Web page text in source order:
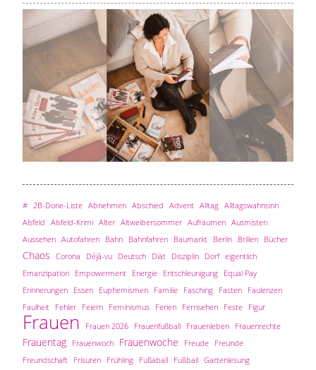
# 2B-Done-Liste Abnehmen Abschied Advent Alltag Alltagswahnsinn
Alsfeld Alsfeld-Krimi Alter Altweibersommer Aufräumen Ausmisten
Aussehen Autofahren Bahn Bahnfahren Baumarkt Berlin Brillen Bücher
Chaos Corona Déjà-vu Deutsch Diät Disziplin Dorf eigentlich
Emanzipation Empowerment Energie Entschleunigung Equal Pay
Erinnerungen Essen Euphemismen Familie Fasching Fasten Faulenzen
Faulheit Fehler Feiern Feminismus Ferien Fernsehen Feste Figur
Frauen Frauen 2026 Frauenfußball Frauenleben Frauenrechte
Frauentag Frauenwoch Frauenwoche Freude Freunde
Freundschaft Frisuren Frühling Fußaball Fußball Gartenlesung